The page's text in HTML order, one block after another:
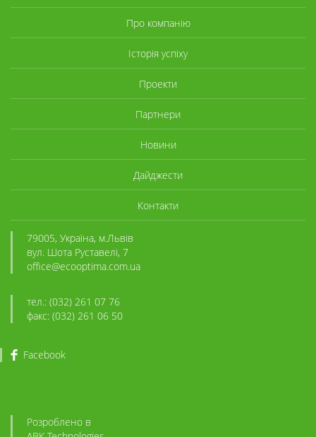
Про компанію
Історія успіху
Проекти
Партнери
Новини
Дайджести
Контакти
79005, Україна, м.Львів
вул. Шота Руставелі, 7
office@ecooptima.com.ua
тел.: (032) 261 07 76
факс: (032) 261 06 50
Facebook
Розроблено в